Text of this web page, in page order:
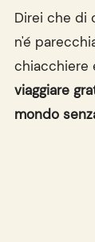
Direi che di
n'é
chiacchiere
viaggiare
mondo